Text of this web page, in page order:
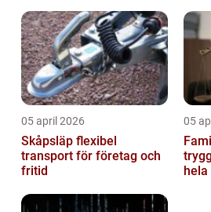
05 april 2026
Skåpsläp flexibel
transport för företag och
fritid
05